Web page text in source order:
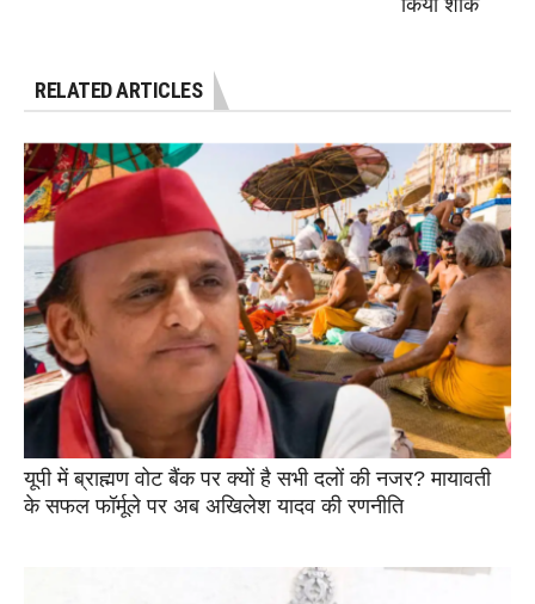
किया शोक
RELATED ARTICLES
यूपी में ब्राह्मण वोट बैंक पर क्यों है सभी दलों की नजर? मायावती
के सफल फॉर्मूले पर अब अखिलेश यादव की रणनीति